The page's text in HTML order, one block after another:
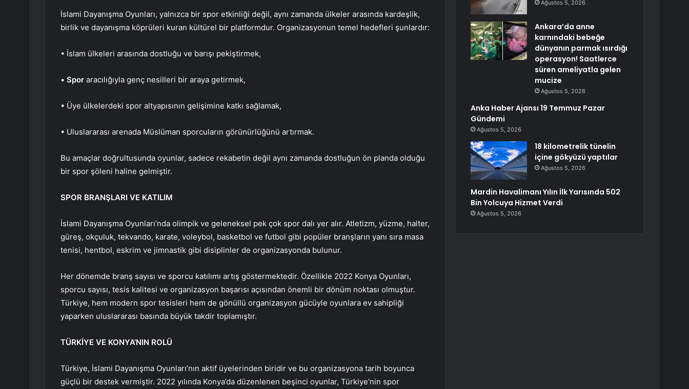
İslami Dayanışma Oyunları, yalnızca bir spor etkinliği değil, aynı zamanda ülkeler arasında kardeşlik,
birlik ve dayanışma köprüleri kuran kültürel bir platformdur. Organizasyonun temel hedefleri şunlardır:
• İslam ülkeleri arasında dostluğu ve barışı pekiştirmek,
• Spor aracılığıyla genç nesilleri bir araya getirmek,
• Üye ülkelerdeki spor altyapısının gelişimine katkı sağlamak,
• Uluslararası arenada Müslüman sporcuların görünürlüğünü artırmak.
Bu amaçlar doğrultusunda oyunlar, sadece rekabetin değil aynı zamanda dostluğun ön planda olduğu
bir spor şöleni haline gelmiştir.
SPOR BRANŞLARI VE KATILIM
İslami Dayanışma Oyunları’nda olimpik ve geleneksel pek çok spor dalı yer alır. Atletizm, yüzme, halter,
güreş, okçuluk, tekvando, karate, voleybol, basketbol ve futbol gibi popüler branşların yanı sıra masa
tenisi, hentbol, eskrim ve jimnastik gibi disiplinler de organizasyonda bulunur.
Her dönemde branş sayısı ve sporcu katılımı artış göstermektedir. Özellikle 2022 Konya Oyunları,
sporcu sayısı, tesis kalitesi ve organizasyon başarısı açısından önemli bir dönüm noktası olmuştur.
Türkiye, hem modern spor tesisleri hem de gönüllü organizasyon gücüyle oyunlara ev sahipliği
yaparken uluslararası basında büyük takdir toplamıştır.
TÜRKİYE VE KONYA’NIN ROLÜ
Türkiye, İslami Dayanışma Oyunları’nın aktif üyelerinden biridir ve bu organizasyona tarih boyunca
güçlü bir destek vermiştir. 2022 yılında Konya’da düzenlenen beşinci oyunlar, Türkiye’nin spor
Ağustos 5, 2026
Ankara’da anne
karnındaki bebeğe
dünyanın parmak ısırdığı
operasyon! Saatlerce
süren ameliyatla gelen
mucize
Ağustos 5, 2026
Anka Haber Ajansı 19 Temmuz Pazar
Gündemi
Ağustos 5, 2026
18 kilometrelik tünelin
içine gökyüzü yaptılar
Ağustos 5, 2026
Mardin Havalimanı Yılın İlk Yarısında 502
Bin Yolcuya Hizmet Verdi
Ağustos 5, 2026